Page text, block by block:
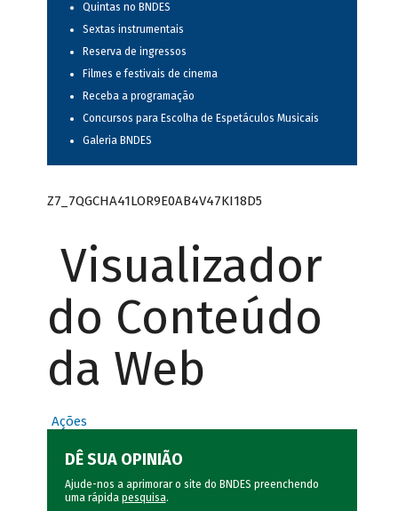
Quintas no BNDES
Sextas instrumentais
Reserva de ingressos
Filmes e festivais de cinema
Receba a programação
Concursos para Escolha de Espetáculos Musicais
Galeria BNDES
Z7_7QGCHA41LOR9E0AB4V47KI18D5
Visualizador
do Conteúdo
da Web
Ações
DÊ SUA OPINIÃO
Ajude-nos a aprimorar o site do BNDES preenchendo
uma rápida pesquisa.